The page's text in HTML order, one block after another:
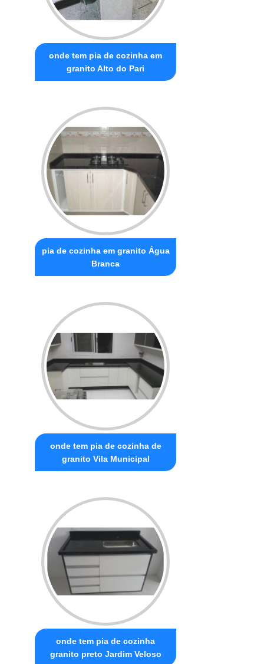
onde tem pia de cozinha em
granito Alto do Pari
pia de cozinha em granito Água
Branca
onde tem pia de cozinha de
granito Vila Municipal
onde tem pia de cozinha
granito preto Jardim Veloso